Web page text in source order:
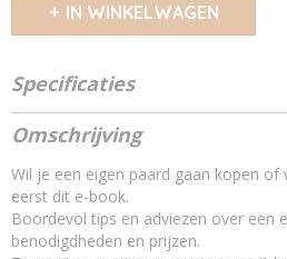
IN WINKELWAGEN
Specificaties
Productcode
12014689
Omschrijving
Wil je een eigen paard gaan kopen
eerst dit e-book.
Boordevol tips en adviezen over een
benodigdheden en prijzen.